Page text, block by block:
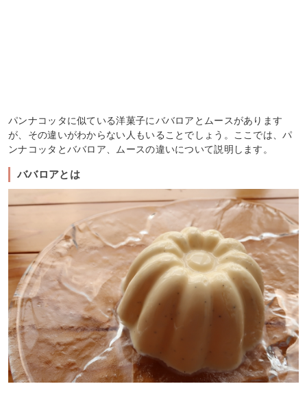
パンナコッタに似ている洋菓子にババロアとムースがあります
が、その違いがわからない人もいることでしょう。ここでは、パ
ンナコッタとババロア、ムースの違いについて説明します。
ババロアとは